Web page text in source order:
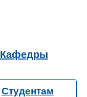
Кафедры
Студентам